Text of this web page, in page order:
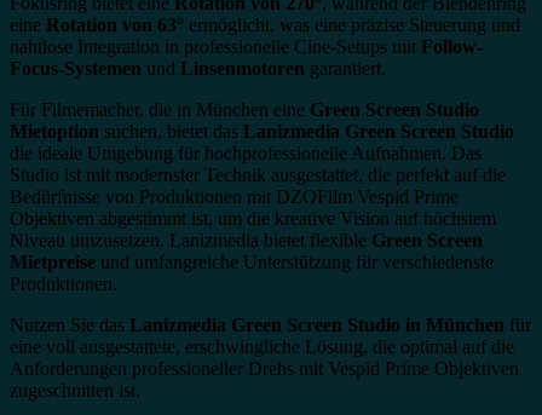
eine Rotation von 63° ermöglicht, was eine präzise Steuerung und
nahtlose Integration in professionelle Cine-Setups mit Follow-
Focus-Systemen und Linsenmotoren garantiert.
Für Filmemacher, die in München eine Green Screen Studio
Mietoption suchen, bietet das Lanizmedia Green Screen Studio
die ideale Umgebung für hochprofessionelle Aufnahmen. Das
Studio ist mit modernster Technik ausgestattet, die perfekt auf die
Bedürfnisse von Produktionen mit DZOFilm Vespid Prime
Objektiven abgestimmt ist, um die kreative Vision auf höchstem
Niveau umzusetzen. Lanizmedia bietet flexible Green Screen
Mietpreise und umfangreiche Unterstützung für verschiedenste
Produktionen.
Nutzen Sie das Lanizmedia Green Screen Studio in München für
eine voll ausgestattete, erschwingliche Lösung, die optimal auf die
Anforderungen professioneller Drehs mit Vespid Prime Objektiven
zugeschnitten ist.